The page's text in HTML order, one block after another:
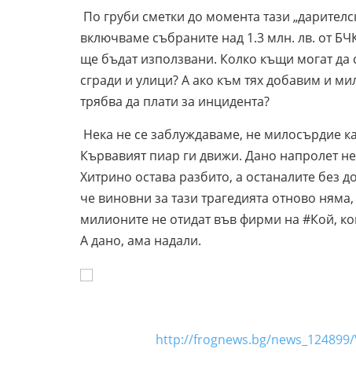
По груби сметки до момента тази
включваме събраните над 1.3 млн. лв. от
ще бъдат използвани. Колко къщи могат да
сгради и улици? А ако към тях добавим и
трябва да плати за инцидента?
Нека не се заблуждаваме, не милосърдие
Кървавият пиар ги движи. Дано напролет
Хитрино остава разбито, а останалите без
че виновни за тази трагедията отново
милионите не отидат във фирми на #Кой,
А дано, ама надали.
Михаил
http://frognews.bg/